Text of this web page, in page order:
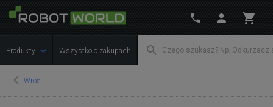
Produkty Wszystko o zakupach
Wróć